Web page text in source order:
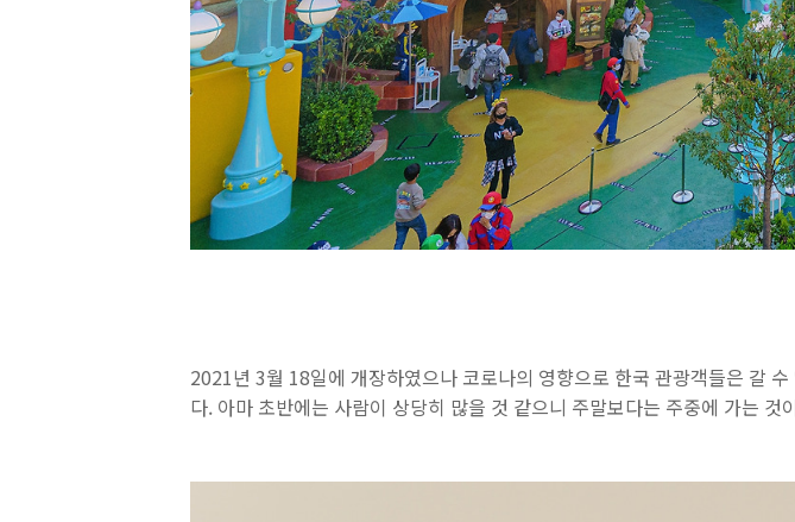
2021년 3월 18일에 개장하였으나 코로나의 영향으로 한국 관광객들은 갈
다. 아마 초반에는 사람이 상당히 많을 것 같으니 주말보다는 주중에 가는 것